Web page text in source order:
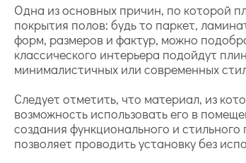
Одна из основных причин, по которой
покрытия полов: будь то паркет,
форм, размеров и фактур, можно
классического интерьера подойдут
минималистичных или современных
Следует отметить, что материал, из
возможность использовать его в
создания функционального и
позволяет проводить установку без